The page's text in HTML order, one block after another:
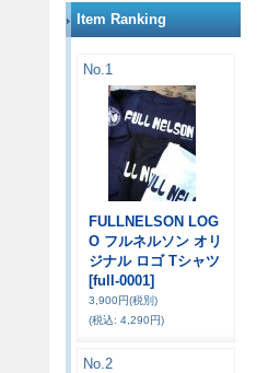
Item Ranking
No.1
FULLNELSON LOG
O フルネルソン オリ
ジナル ロゴ Tシャツ
[full-0001]
3,900円(税別)
(税込: 4,290円)
No.2